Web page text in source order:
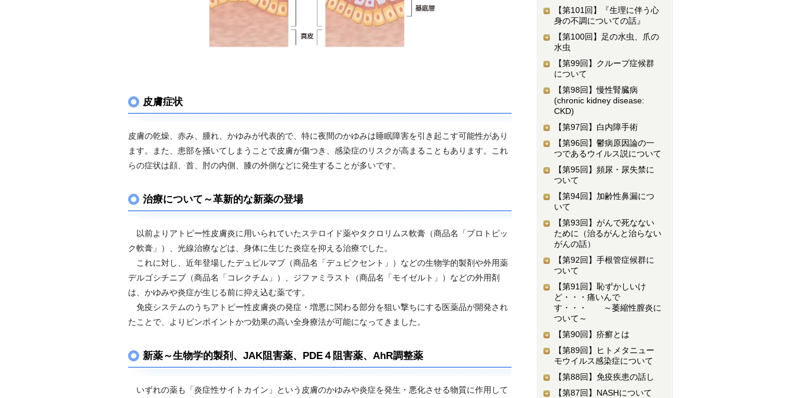
皮膚症状
皮膚の乾燥、赤み、腫れ、かゆみが代表的で、特に夜間のかゆみは睡眠障害を引き起こす可能性があり
ます。また、患部を掻いてしまうことで皮膚が傷つき、感染症のリスクが高まることもあります。これ
らの症状は顔、首、肘の内側、膝の外側などに発生することが多いです。
治療について～革新的な新薬の登場
以前よりアトピー性皮膚炎に用いられていたステロイド薬やタクロリムス軟膏（商品名「プロトピッ
ク軟膏」）、光線治療などは、身体に生じた炎症を抑える治療でした。
これに対し、近年登場したデュピルマブ（商品名「デュピクセント」）などの生物学的製剤や外用薬
デルゴシチニブ（商品名「コレクチム」）、ジファミラスト（商品名「モイゼルト」）などの外用剤
は、かゆみや炎症が生じる前に抑え込む薬です。
免疫システムのうちアトピー性皮膚炎の発症・増悪に関わる部分を狙い撃ちにする医薬品が開発され
たことで、よりピンポイントかつ効果の高い全身療法が可能になってきました。
新薬～生物学的製剤、JAK阻害薬、PDE４阻害薬、AhR調整薬
いずれの薬も「炎症性サイトカイン」という皮膚のかゆみや炎症を発生・悪化させる物質に作用して
【第101回】
『生理に伴う心
身の不調についての話』
【第100回】
足の水虫、爪の
水虫
【第99回】 クループ症候群
について
【第98回】慢性腎臓病
(chronic kidney disease:
CKD)
【第97回】 白内障手術
【第96回】 鬱病原因論の一
つであるウイルス説について
【第95回】 頻尿・尿失禁に
ついて
【第94回】 加齢性鼻漏につ
いて
【第93回】 がんで死なない
ために（治るがんと治らない
がんの話）
【第92回】 手根管症候群に
ついて
【第91回】 恥ずかしいけ
ど・・・痛いんで
す・・・ ～萎縮性膣炎に
ついて～
【第90回】 疥癬とは
【第89回】
ヒトメタニュー
モウイルス感染症について
【第88回】 免疫疾患の話し
【第87回】 NASHについて